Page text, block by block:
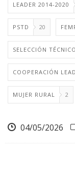
LEADER 2014-2020
PSTD 20
SELECCIÓN TÉCNICO
COOPERACIÓN
MUJER RURAL 2
04/05/2026